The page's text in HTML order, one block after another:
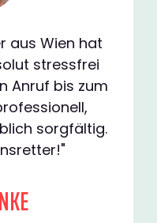
aus Wien hat
stressfrei
Anruf bis zum
sorgfältig.